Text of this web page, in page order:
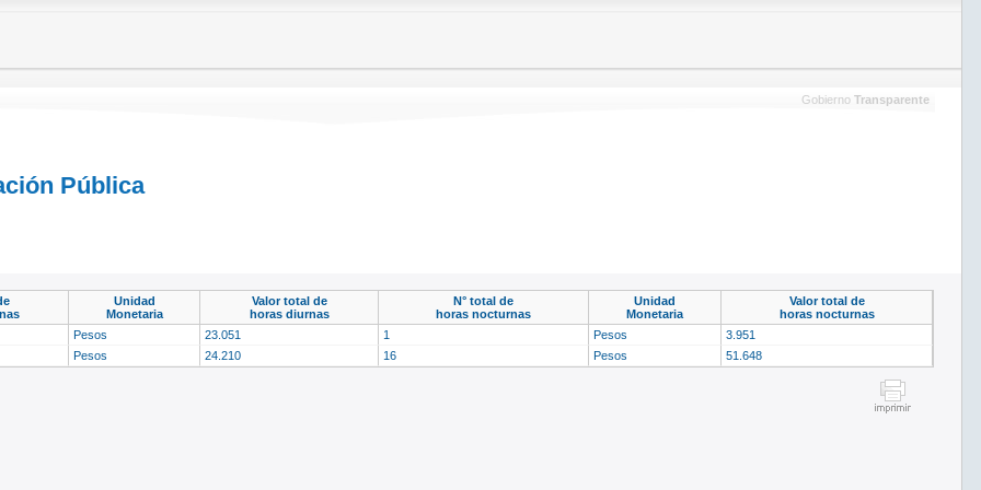
Gobierno Transparente
Pública
Unidad
Monetaria
Valor total de
horas diurnas
N° total de
horas nocturnas
Unidad
Monetaria
Valor total de
horas nocturnas
Pesos
23.051 1 Pesos
3.951
Pesos
24.210 16 Pesos 51.648